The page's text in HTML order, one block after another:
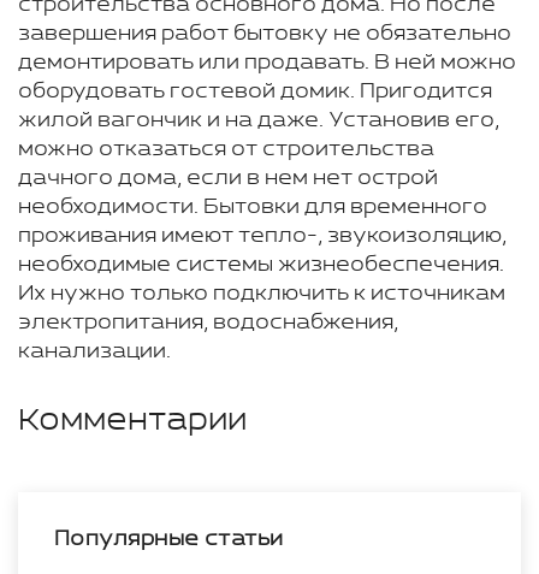
строительства основного дома. Но после
завершения работ бытовку не обязательно
демонтировать или продавать. В ней можно
оборудовать гостевой домик. Пригодится
жилой вагончик и на даже. Установив его,
можно отказаться от строительства
дачного дома, если в нем нет острой
необходимости. Бытовки для временного
проживания имеют тепло-, звукоизоляцию,
необходимые системы жизнеобеспечения.
Их нужно только подключить к источникам
электропитания, водоснабжения,
канализации.
Комментарии
Популярные статьи